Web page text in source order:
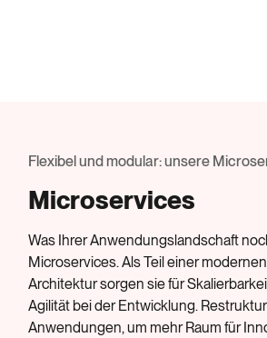
Flexibel und modular: unsere
Microservices
Was Ihrer Anwendungslandschaft
Microservices. Als Teil einer
Architektur sorgen sie für
Agilität bei der Entwicklung.
Anwendungen, um mehr Raum für